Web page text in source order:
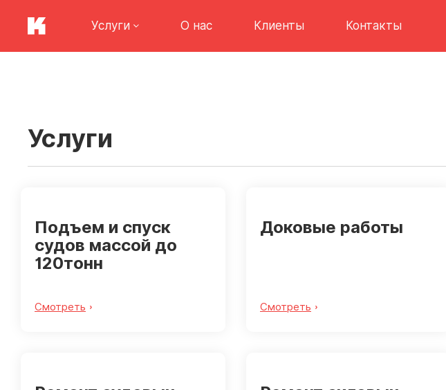
Услуги О нас Клиенты Контакты
Услуги
Подъем и спуск
судов массой до
120тонн
Смотреть
Доковые работы
Смотреть